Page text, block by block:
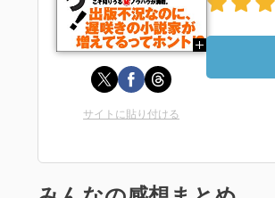
サイトに貼り付ける